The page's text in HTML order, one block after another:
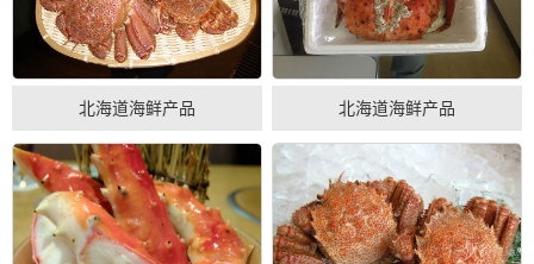
北海道海鲜产品 北海道海鲜产品